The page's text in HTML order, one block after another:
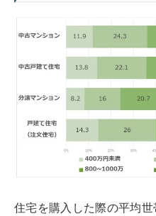
住宅を購入した際の平均